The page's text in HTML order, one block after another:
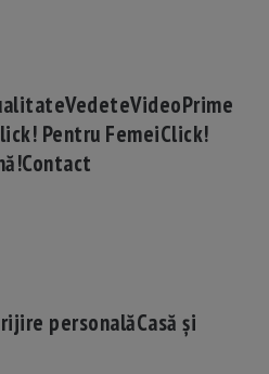
VedeteVideoPrime
Pentru FemeiClick!
Contact
personalăCasă și